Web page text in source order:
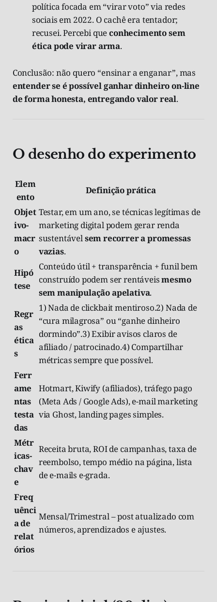
política focada em “virar voto” via redes
sociais em 2022. O cachê era tentador;
recusei. Percebi queconhecimento sem
ética pode virar arma.
Conclusão: não quero “ensinar a enganar”, mas
entender se é possível ganhar dinheiro on-line
de forma honesta, entregando valor real.
O desenho do experimento
Elem
ento
Definição prática
Objet
ivo-
macr
o
Testar, em um ano, se técnicas legítimas de
marketing digital podem gerar renda
sustentávelsem recorrer a promessas
vazias.
Hipó
tese
Conteúdo útil + transparência + funil bem
construído podem ser rentáveismesmo
sem manipulação apelativa.
Regr
as
ética
s
1) Nada de clickbait mentiroso.2) Nada de
“cura milagrosa” ou “ganhe dinheiro
dormindo”.3) Exibir avisos claros de
afiliado / patrocinado.4) Compartilhar
métricas sempre que possível.
Ferr
ame
ntas
testa
das
Hotmart, Kiwify (afiliados), tráfego pago
(Meta Ads / Google Ads), e-mail marketing
via Ghost, landing pages simples.
Métr
icas-
chav
e
Receita bruta, ROI de campanhas, taxa de
reembolso, tempo médio na página, lista
de e-mails e-grada.
Freq
uênci
a de
relat
órios
Mensal/Trimestral – post atualizado com
números, aprendizados e ajustes.